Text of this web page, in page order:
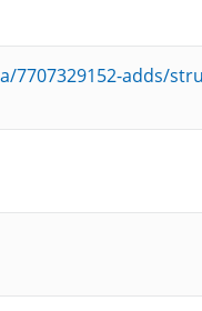
adds/